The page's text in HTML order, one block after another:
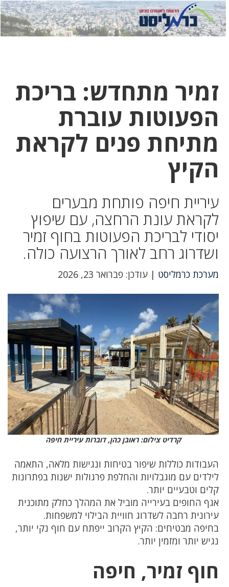
לחץ
כאן
לחץ
כדי
זמיר מתחדש: בריכת
הפעוטות עוברת
מתיחת פנים לקראת
הקיץ
עיריית חיפה פותחת מבערים
לקראת עונת הרחצה, עם שיפוץ
יסודי לבריכת הפעוטות בחוף זמיר
ושדרוג רחב לאורך הרצועה כולה.
מערכת כרמליסט | עודכן: פברואר 23, 2026
קרדיט צילום: ראובן כהן, דוברות עיריית חיפה
העבודות כוללות שיפור בטיחות ונגישות מלאה, התאמה
לילדים עם מוגבלויות והחלפת פרגולות ישנות בפתרונות
קלים וטבעיים יותר.
אגף החופים בעירייה מוביל את המהלך כחלק מתוכנית
עירונית רחבה לשדרוג חוויית הבילוי למשפחות.
בחיפה מבטיחים: הקיץ הקרוב ייפתח עם חוף נקי יותר,
נגיש יותר ומזמין יותר.
חוף זמיר, חיפה